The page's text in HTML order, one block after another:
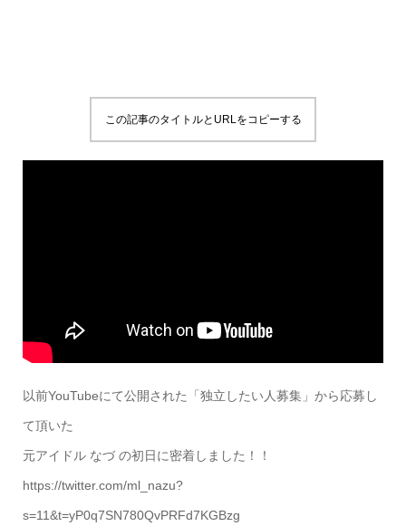
この記事のタイトルとURLをコピーする
以前YouTubeにて公開された「独立したい人募集」から応募し
て頂いた
元アイドル なづ の初日に密着しました！！
https://twitter.com/ml_nazu?
s=11&t=yP0q7SN780QvPRFd7KGBzg